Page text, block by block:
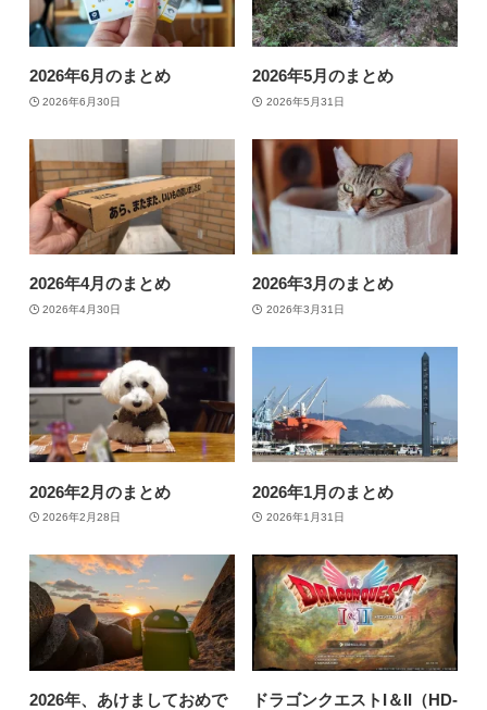
2026年6月のまとめ
2026年6月30日
2026年5月のまとめ
2026年5月31日
2026年4月のまとめ
2026年4月30日
2026年3月のまとめ
2026年3月31日
2026年2月のまとめ
2026年2月28日
2026年1月のまとめ
2026年1月31日
2026年、あけましておめで
ドラゴンクエストI＆II（HD-